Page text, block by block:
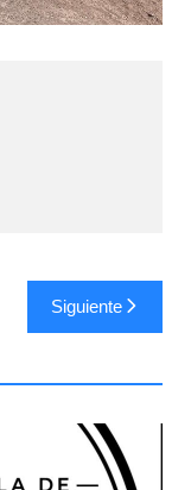
Siguiente